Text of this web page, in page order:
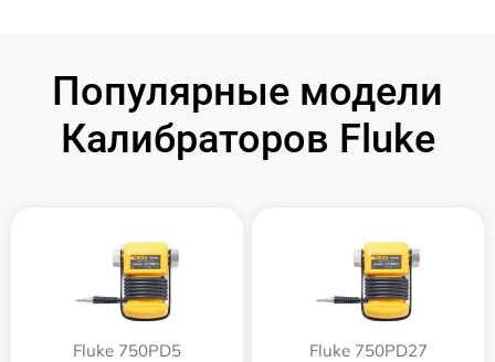
Популярные модели
Калибраторов Fluke
Fluke 750PD5 Fluke 750PD27